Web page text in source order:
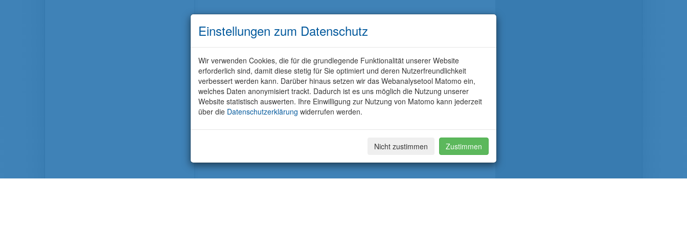
Einstellungen zum Datenschutz
Wir verwenden Cookies, die für die grundlegende Funktionalität unserer Website
erforderlich sind, damit diese stetig für Sie optimiert und deren Nutzerfreundlichkeit
verbessert werden kann. Darüber hinaus setzen wir das Webanalysetool Matomo ein,
welches Daten anonymisiert trackt. Dadurch ist es uns möglich die Nutzung unserer
Website statistisch auswerten. Ihre Einwilligung zur Nutzung von Matomo kann jederzeit
über die Datenschutzerklärung widerrufen werden.
Nicht zustimmen Zustimmen